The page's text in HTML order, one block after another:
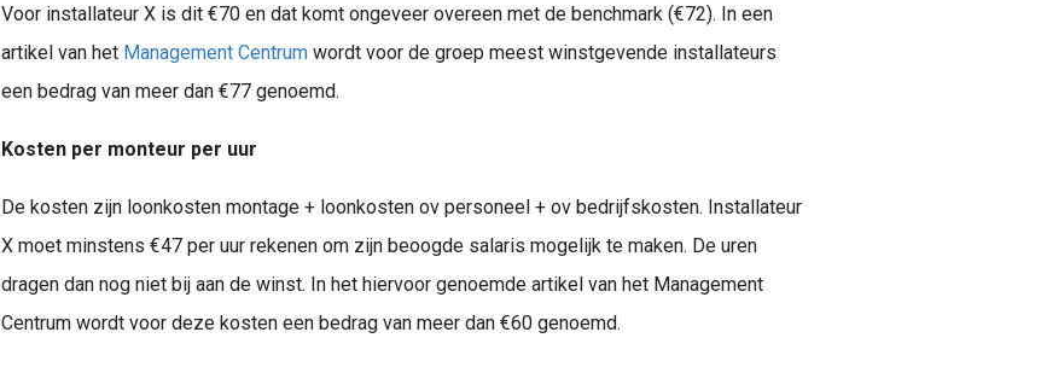
Voor installateur X is dit €70 en dat komt ongeveer overeen met de benchmark (€72). In een
artikel van het Management Centrum wordt voor de groep meest winstgevende installateurs
een bedrag van meer dan €77 genoemd.
Kosten per monteur per uur
De kosten zijn loonkosten montage + loonkosten ov personeel + ov bedrijfskosten. Installateur
X moet minstens €47 per uur rekenen om zijn beoogde salaris mogelijk te maken. De uren
dragen dan nog niet bij aan de winst. In het hiervoor genoemde artikel van het Management
Centrum wordt voor deze kosten een bedrag van meer dan €60 genoemd.